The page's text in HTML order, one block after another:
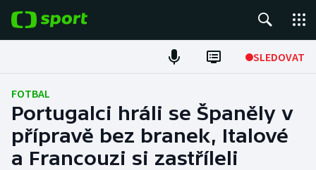
SLEDOVAT
Fotbal
Hokej
Tenis
FOTBAL
Portugalci hráli se Španěly v
přípravě bez branek, Italové
a Francouzi si zastříleli